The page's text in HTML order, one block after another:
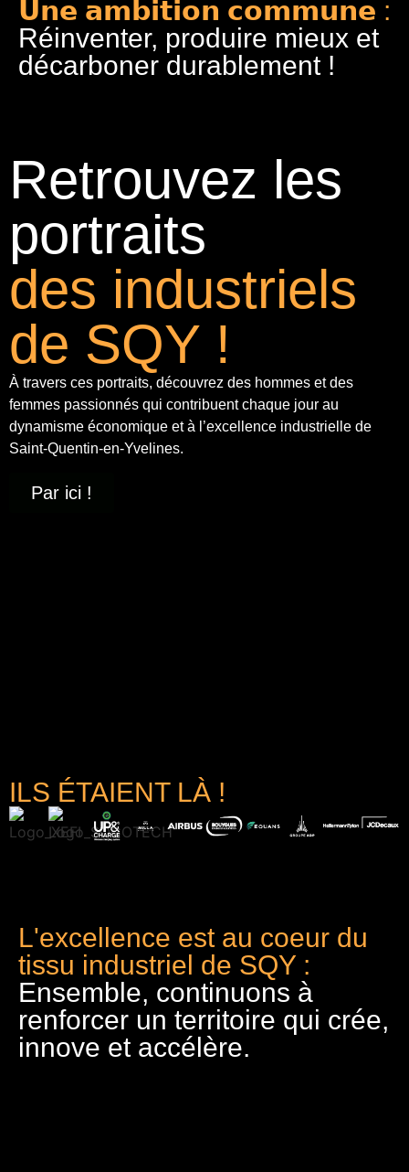
𝗨𝗻𝗲 𝗮𝗺𝗯𝗶𝘁𝗶𝗼𝗻 𝗰𝗼𝗺𝗺𝘂𝗻𝗲 :
Réinventer, produire mieux et
décarboner durablement !
Retrouvez les
portraits
des industriels
de SQY !
À travers ces portraits, découvrez des hommes et des
femmes passionnés qui contribuent chaque jour au
dynamisme économique et à l’excellence industrielle de
Saint-Quentin-en-Yvelines.
Par ici !
ILS ÉTAIENT LÀ !
L'excellence est au coeur du
tissu industriel de SQY :
Ensemble, continuons à
renforcer un territoire qui crée,
innove et accélère.